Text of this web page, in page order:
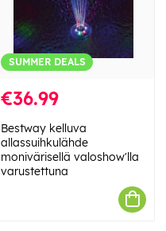
SUMMER DEALS
€36.99
Bestway kelluva
allassuihkulähde
monivärisellä valoshow'lla
varustettuna